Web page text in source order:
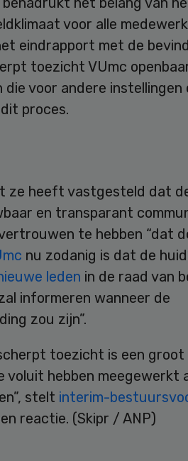
voor alle
eindrapport met de
toezicht VUmc
voor andere instellingen
proces.
ze heeft vastgesteld dat
en transparant
te hebben “dat
nu zodanig is dat de
leden in de raad van
informeren wanneer de
zou zijn”.
toezicht is een groot
voluit hebben meegewerkt
stelt interim-
reactie. (Skipr / ANP)